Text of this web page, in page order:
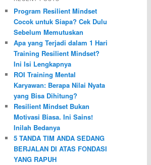
Program Resilient Mindset
Cocok untuk Siapa? Cek Dulu
Sebelum Memutuskan
Apa yang Terjadi dalam 1 Hari
Training Resilient Mindset?
Ini Isi Lengkapnya
ROI Training Mental
Karyawan: Berapa Nilai Nyata
yang Bisa Dihitung?
Resilient Mindset Bukan
Motivasi Biasa. Ini Sains!
Inilah Bedanya
5 TANDA TIM ANDA SEDANG
BERJALAN DI ATAS FONDASI
YANG RAPUH